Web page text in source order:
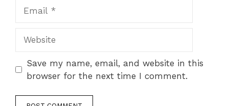
Save my name, email, and website in this
browser for the next time I comment.